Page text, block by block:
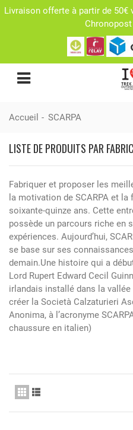
Livraison offerte à partir de 50€
Accueil - SCARPA
LISTE DE PRODUITS PAR
Fabriquer et proposer les
la motivation de SCARPA et
soixante-quinze ans. Cette
possède un parcours riche en
expériences. Aujourd’hui,
se base sur ses
demain.Une histoire qui a
Lord Rupert Edward Cecil
irlandais installé dans la vallée
créer la Società Calzaturieri
Anonima, à l’acronyme
chaussure en italien)